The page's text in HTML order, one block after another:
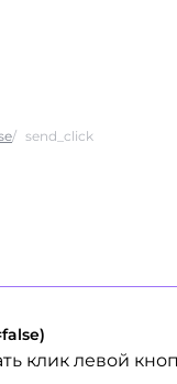
send_click
клик левой